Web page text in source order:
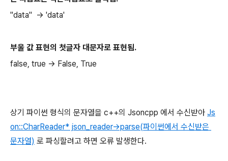
"data" -> 'data'
부울 값 표현의 첫글자 대문자로 표현됨.
false, true -> False, True
상기 파이썬 형식의 문자열을 c++의 Jsoncpp 에서 수신받아 Js
on::CharReader* json_reader->parse(파이썬에서 수신받은
문자열) 로 파싱할려고 하면 오류 발생한다.